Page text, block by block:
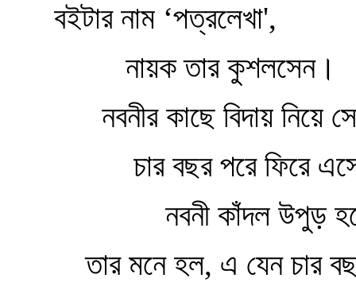
বইটার নাম ‘পত্রলেখা',
নায়ক তার কুশলসেন।
নবনীর কাছে বিদায় নিয়ে
চার বছর পরে ফিরে
নবনী কাঁদল উপুড়
তার মনে হল, এ যেন চার